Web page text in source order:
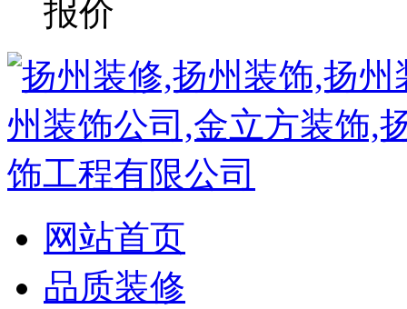
网站首页
品质装修